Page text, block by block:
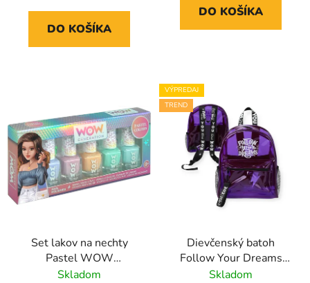
DO KOŠÍKA
DO KOŠÍKA
Set lakov na nechty
Pastel WOW
Generation
Skladom
VÝPREDAJ
TREND
Dievčenský batoh
Follow Your Dreams
WOW Generation
Skladom